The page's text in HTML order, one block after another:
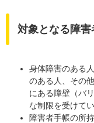
対象となる障害
身体障害のある
のある人、その
にある障壁（バ
な制限を受けて
障害者手帳の所